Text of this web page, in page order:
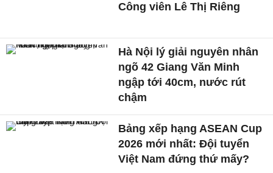
Công viên Lê Thị Riêng
Hà Nội lý giải nguyên nhân
ngõ 42 Giang Văn Minh
ngập tới 40cm, nước rút
chậm
Bảng xếp hạng ASEAN Cup
2026 mới nhất: Đội tuyển
Việt Nam đứng thứ mấy?